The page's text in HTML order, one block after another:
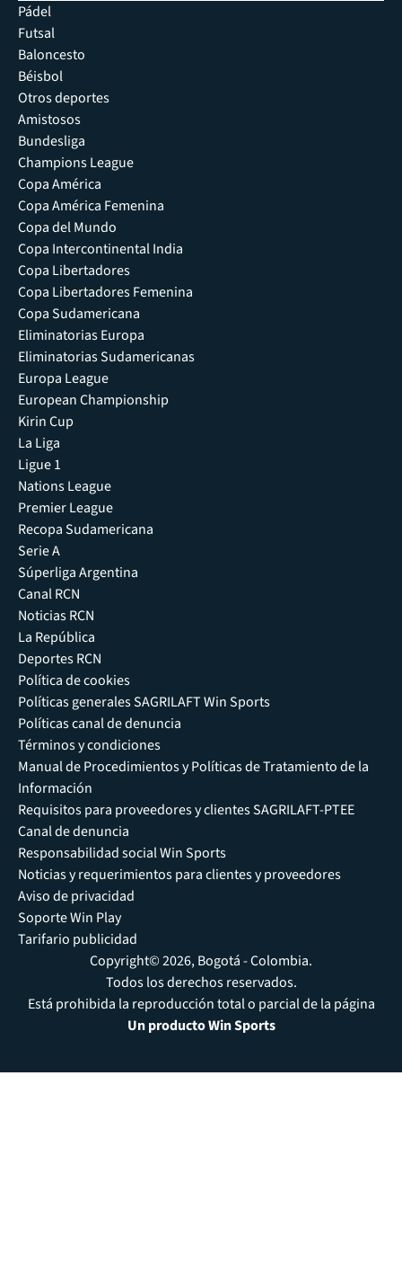
Pádel
Futsal
Baloncesto
Béisbol
Otros deportes
Amistosos
Bundesliga
Champions League
Copa América
Copa América Femenina
Copa del Mundo
Copa Intercontinental India
Copa Libertadores
Copa Libertadores Femenina
Copa Sudamericana
Eliminatorias Europa
Eliminatorias Sudamericanas
Europa League
European Championship
Kirin Cup
La Liga
Ligue 1
Nations League
Premier League
Recopa Sudamericana
Serie A
Súperliga Argentina
Canal RCN
Noticias RCN
La República
Deportes RCN
Política de cookies
Políticas generales SAGRILAFT Win Sports
Políticas canal de denuncia
Términos y condiciones
Manual de Procedimientos y Políticas de Tratamiento de la
Información
Requisitos para proveedores y clientes SAGRILAFT-PTEE
Canal de denuncia
Responsabilidad social Win Sports
Noticias y requerimientos para clientes y proveedores
Aviso de privacidad
Soporte Win Play
Tarifario publicidad
Copyright© 2026, Bogotá - Colombia.
Todos los derechos reservados.
Está prohibida la reproducción total o parcial de la página
Un producto Win Sports